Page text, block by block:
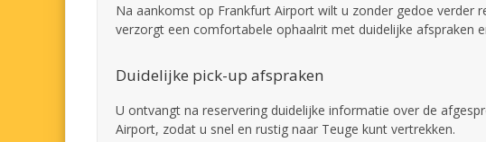
Na aankomst op Frankfurt Airport wilt u zonder gedoe verder
verzorgt een comfortabele ophaalrit met duidelijke afspraken
Duidelijke pick-up afspraken
U ontvangt na reservering duidelijke informatie over de
Airport, zodat u snel en rustig naar Teuge kunt vertrekken.